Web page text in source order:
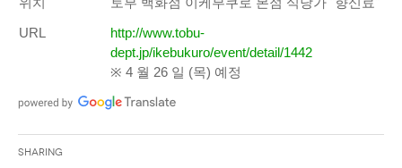
URL
http://www.tobu-
dept.jp/ikebukuro/event/detail/1442
※ 4 월 26 일 (목) 예정
Sharing